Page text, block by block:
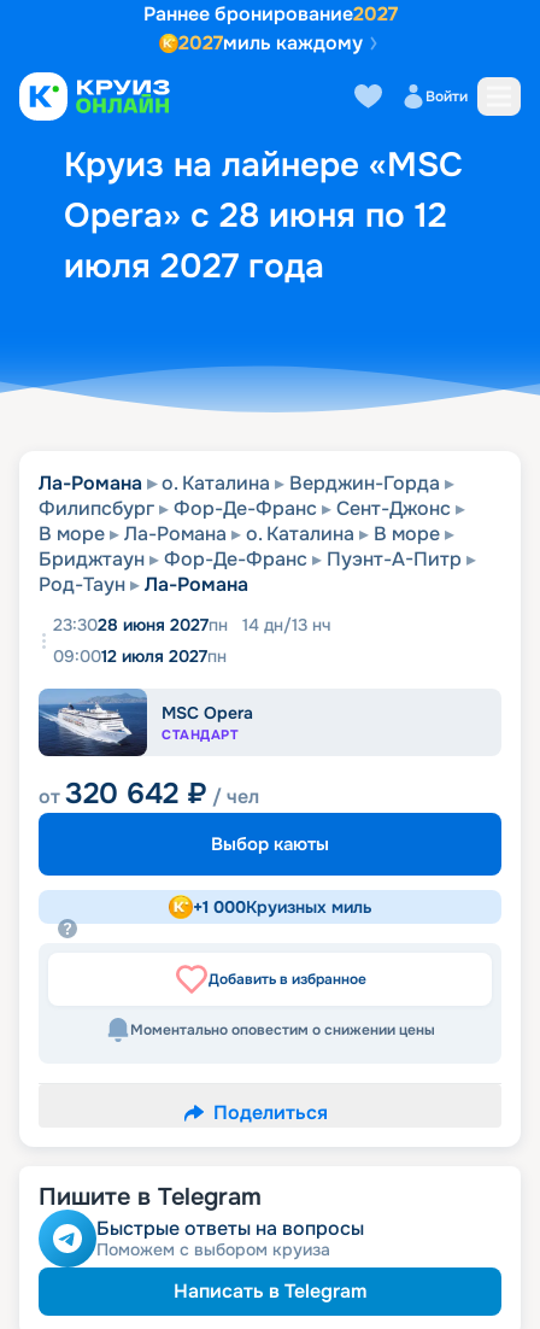
Раннее бронирование2027
2027миль каждому
Войти
Круиз на лайнере «MSC
Opera» с 28 июня по 12
июля 2027 года
Выбор кают Маршрут и
Ла-Романа о. Каталина
Верджин-Горда
Филипсбург
Фор-Де-Франс
Сент-Джонс
В море
Ла-Романа о. Каталина
В море
Бриджтаун
Фор-Де-Франс
Пуэнт-А-Питр
Род-Таун
Ла-Романа
23:3028 июня 2027пн 14 дн/13 нч
09:0012 июля 2027пн
MSC Opera
СТАНДАРТ
от320 642 ₽ / чел
Выбор каюты
+1 000Круизных миль
Добавить в избранное
Моментально оповестим о снижении цены
Поделиться
Пишите в Telegram
Быстрые ответы на вопросы
Поможем с выбором круиза
Написать в Telegram